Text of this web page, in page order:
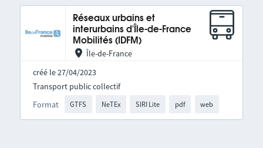
Réseaux urbains et
interurbains d'Île-de-France
Mobilités (IDFM)
Île-de-France
créé le 27/04/2023
Format GTFS NeTEx SIRI Lite pdf web
Transport public collectif